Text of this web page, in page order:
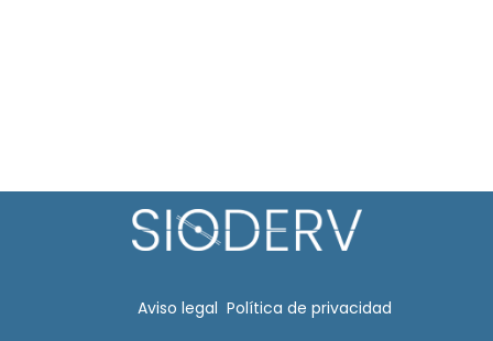
Aviso legal​ Política de privacidad